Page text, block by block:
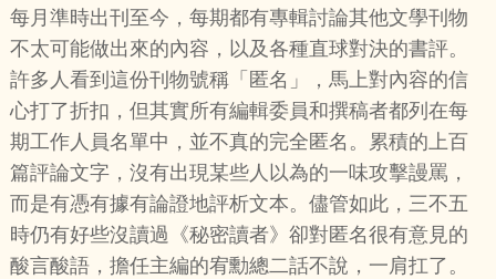
每月準時出刊至今，每期都有專輯討論其他文學刊物
不太可能做出來的內容，以及各種直球對決的書評。
許多人看到這份刊物號稱「匿名」，馬上對內容的信
心打了折扣，但其實所有編輯委員和撰稿者都列在每
期工作人員名單中，並不真的完全匿名。累積的上百
篇評論文字，沒有出現某些人以為的一味攻擊謾罵，
而是有憑有據有論證地評析文本。儘管如此，三不五
時仍有好些沒讀過《秘密讀者》卻對匿名很有意見的
酸言酸語，擔任主編的宥勳總二話不說，一肩扛了。